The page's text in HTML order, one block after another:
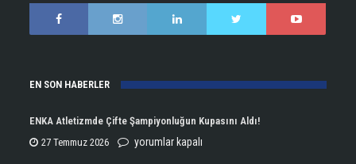
EN SON HABERLER
ENKA Atletizmde Çifte Şampiyonluğun Kupasını Aldı!
27 Temmuz 2026
ENKA
yorumlar kapalı